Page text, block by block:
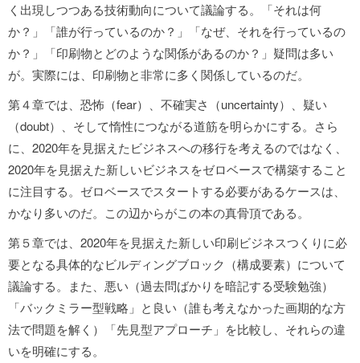
く出現しつつある技術動向について議論する。「それは何
か？」「誰が行っているのか？」「なぜ、それを行っているの
か？」「印刷物とどのような関係があるのか？」疑問は多い
が。実際には、印刷物と非常に多く関係しているのだ。
第４章では、恐怖（fear）、不確実さ（uncertainty）、疑い
（doubt）、そして惰性につながる道筋を明らかにする。さら
に、2020年を見据えたビジネスへの移行を考えるのではなく、
2020年を見据えた新しいビジネスをゼロベースで構築すること
に注目する。ゼロベースでスタートする必要があるケースは、
かなり多いのだ。この辺からがこの本の真骨頂である。
第５章では、2020年を見据えた新しい印刷ビジネスつくりに必
要となる具体的なビルディングブロック（構成要素）について
議論する。また、悪い（過去問ばかりを暗記する受験勉強）
「バックミラー型戦略」と良い（誰も考えなかった画期的な方
法で問題を解く）「先見型アプローチ」を比較し、それらの違
いを明確にする。